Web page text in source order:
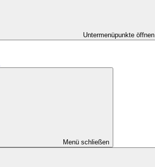
Untermenüpunkte öffnen
Menü schließen